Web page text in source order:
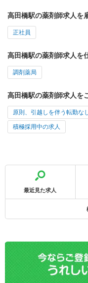
高田橋駅の薬剤師求人を
正社員
高田橋駅の薬剤師求人を
調剤薬局
高田橋駅の薬剤師求人を
原則、引越しを伴う転勤な
積極採用中の求人
最近見た求人